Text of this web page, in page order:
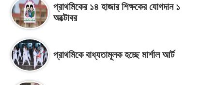
প্রাথমিকের ১৪ হাজার শিক্ষকের যোগদান ১
অক্টোবর
প্রাথমিকে বাধ্যতামূলক হচ্ছে মার্শাল আর্ট